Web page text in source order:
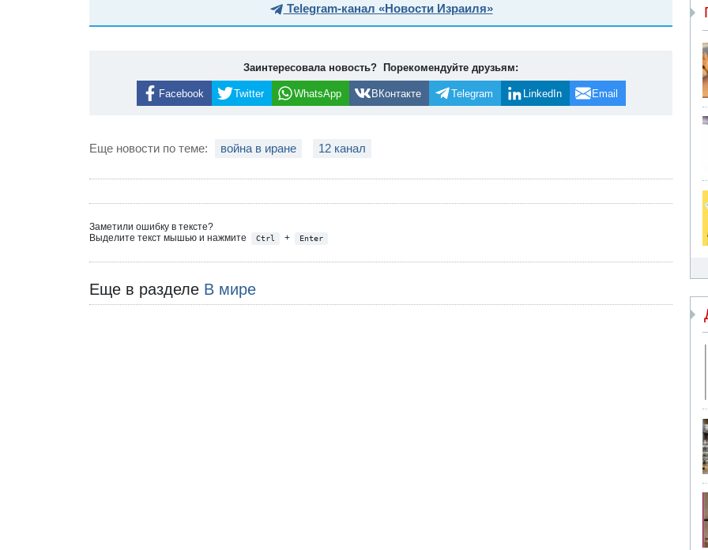
Telegram-канал «Новости Израиля»
Заинтересовала новость? Порекомендуйте друзьям:
Facebook Twitter WhatsApp ВКонтакте Telegram LinkedIn Email
Еще новости по теме: война в иране 12 канал
Заметили ошибку в тексте?
Выделите текст мышью и нажмите
Ctrl + Enter
Еще в разделе В мире